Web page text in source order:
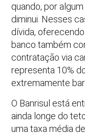
quando, por
diminui. Nesses
dívida, oferecendo
banco também
contratação via
representa 10%
extremamente
O Banrisul está
ainda longe do
uma taxa média